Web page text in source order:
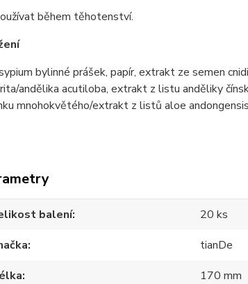
během těhotenství.
bylinné prášek, papír, extrakt ze semen
andělika acutiloba, extrakt z listu anděliky
mnohokvětého/extrakt z listů aloe
balení
20 ks
tianDe
170 mm